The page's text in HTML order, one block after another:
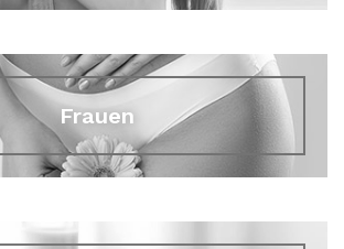
Frauen